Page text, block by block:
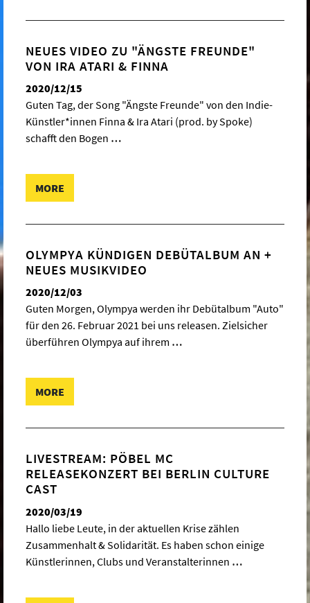
NEUES VIDEO ZU "ÄNGSTE FREUNDE"
VON IRA ATARI & FINNA
2020/12/15
Guten Tag, der Song "Ängste Freunde" von den Indie-
Künstler*innen Finna & Ira Atari (prod. by Spoke)
schafft den Bogen …
MORE
OLYMPYA KÜNDIGEN DEBÜTALBUM AN +
NEUES MUSIKVIDEO
2020/12/03
Guten Morgen, Olympya werden ihr Debütalbum "Auto"
für den 26. Februar 2021 bei uns releasen. Zielsicher
überführen Olympya auf ihrem …
MORE
LIVESTREAM: PÖBEL MC
RELEASEKONZERT BEI BERLIN CULTURE
CAST
2020/03/19
Hallo liebe Leute, in der aktuellen Krise zählen
Zusammenhalt & Solidarität. Es haben schon einige
Künstlerinnen, Clubs und Veranstalterinnen …